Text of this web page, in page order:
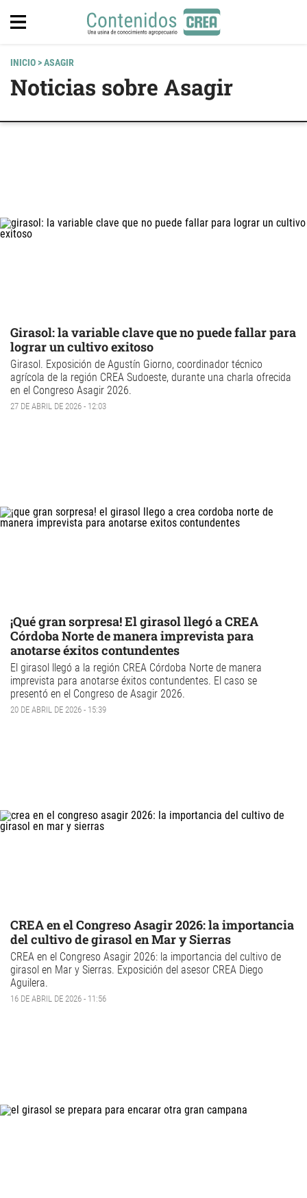
INICIO> ASAGIR
Noticias sobre Asagir
Girasol: la variable clave que no puede fallar para
lograr un cultivo exitoso
Girasol. Exposición de Agustín Giorno, coordinador técnico
agrícola de la región CREA Sudoeste, durante una charla ofrecida
en el Congreso Asagir 2026.
27 DE ABRIL DE 2026 - 12:03
¡Qué gran sorpresa! El girasol llegó a CREA
Córdoba Norte de manera imprevista para
anotarse éxitos contundentes
El girasol llegó a la región CREA Córdoba Norte de manera
imprevista para anotarse éxitos contundentes. El caso se
presentó en el Congreso de Asagir 2026.
20 DE ABRIL DE 2026 - 15:39
CREA en el Congreso Asagir 2026: la importancia
del cultivo de girasol en Mar y Sierras
CREA en el Congreso Asagir 2026: la importancia del cultivo de
girasol en Mar y Sierras. Exposición del asesor CREA Diego
Aguilera.
16 DE ABRIL DE 2026 - 11:56